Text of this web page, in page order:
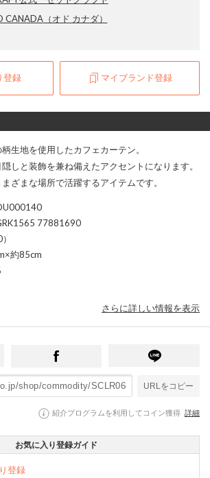
CANADA（オド カナダ）
登録 マイブランド登録
生地を使用したカフェカーテン。
しと装飾を兼ね備えたアクセントになります。
ざまな場所で活躍するアイテムです。
77881690
約85cm
さらに詳しい情報を表示
URLをコピー
紹介プログラムを利用してコイン獲得 詳細
お気に入り登録ガイド
登録